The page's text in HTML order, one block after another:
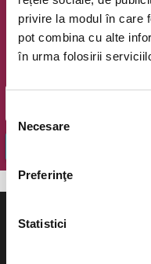
privire la modul în care
pot combina cu alte
în urma folosirii
consimțământului
Necesare
Preferinţe
Statistici
Oferte exclusive si o